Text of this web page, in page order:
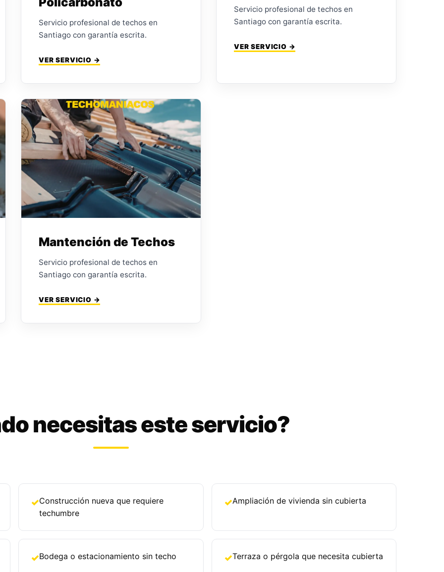
Servicio profesional de techos en
Santiago con garantía escrita.
VER SERVICIO →
Servicio profesional de techos en
Santiago con garantía escrita.
VER SERVICIO →
Mantención de Techos
Servicio profesional de techos en
Santiago con garantía escrita.
VER SERVICIO →
necesitas este servicio?
✓Construcción nueva que requiere
techumbre
✓Ampliación de vivienda sin cubierta
✓Bodega o estacionamiento sin techo ✓Terraza o pérgola que necesita cubierta